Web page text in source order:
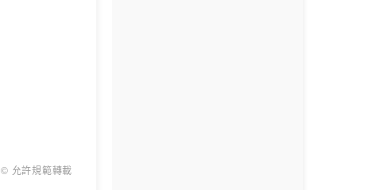
© 允許規範轉載